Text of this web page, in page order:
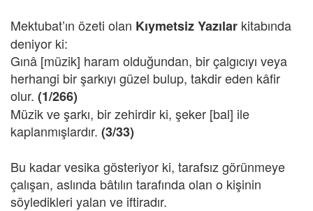
Mektubat’ın özeti olan Kıymetsiz Yazılar kitabında
deniyor ki:
Gınâ [müzik] haram olduğundan, bir çalgıcıyı veya
herhangi bir şarkıyı güzel bulup, takdir eden kâfir
olur. (1/266)
Müzik ve şarkı, bir zehirdir ki, şeker [bal] ile
kaplanmışlardır. (3/33)
Bu kadar vesika gösteriyor ki, tarafsız görünmeye
çalışan, aslında bâtılın tarafında olan o kişinin
söyledikleri yalan ve iftiradır.